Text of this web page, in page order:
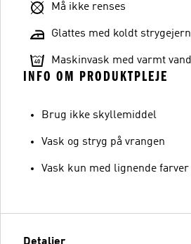
Må ikke renses
Glattes med koldt strygejern
Maskinvask med varmt vand
INFO OM PRODUKTPLEJE
Brug ikke skyllemiddel
Vask og stryg på vrangen
Vask kun med lignende farver